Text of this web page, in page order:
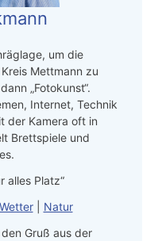
um die
Mettmann zu
„Fotokunst“.
Internet, Technik
der Kamera oft in
Brettspiele und
alles Platz“
Wetter| Natur
Gruß aus der